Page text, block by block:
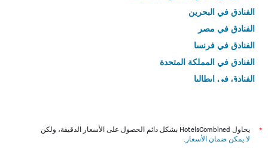
الفنادق في البحرين
الفنادق في مصر
الفنادق في فرنسا
الفنادق في المملكة المتحدة
الفنادق في إيطاليا
*
يحاول HotelsCombined بشكل دائم الحصول على الأسعار الدقيقة، ولكن
لا يمكن ضمان الأسعار .